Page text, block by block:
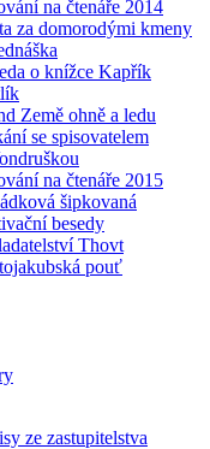
na čtenáře 2014
za domorodými kmeny
o knížce Kapřík
Země ohně a ledu
se spisovatelem
na čtenáře 2015
šipkovaná
besedy
Thovt
pouť
ze zastupitelstva